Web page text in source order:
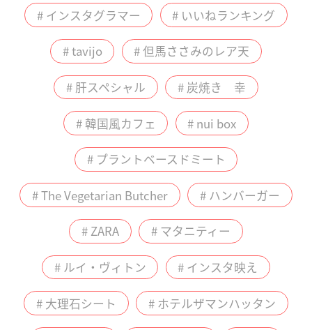
# インスタグラマー # いいねランキング
# tavijo # 但馬ささみのレア天
# 肝スペシャル # 炭焼き 幸
# 韓国風カフェ # nui box
# プラントベースドミート
# The Vegetarian Butcher # ハンバーガー
# ZARA # マタニティー
# ルイ・ヴィトン # インスタ映え
# 大理石シート # ホテルザマンハッタン